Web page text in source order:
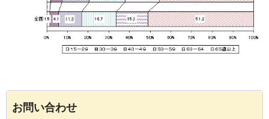
お問い合わせ